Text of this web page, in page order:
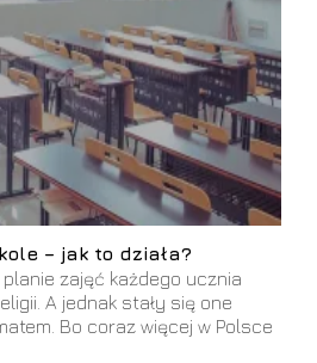
– jak to działa?
zajęć każdego ucznia
A jednak stały się one
Bo coraz więcej w Polsce